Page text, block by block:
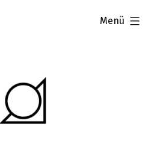
Menü
aufgeklappt